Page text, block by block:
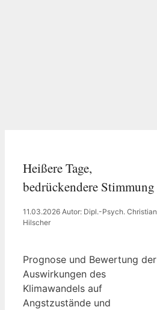
Heißere Tage,
bedrückendere Stimmung
11.03.2026 Autor: Dipl.-Psych. Christian
Hilscher
Prognose und Bewertung der
Auswirkungen des
Klimawandels auf
Angstzustände und